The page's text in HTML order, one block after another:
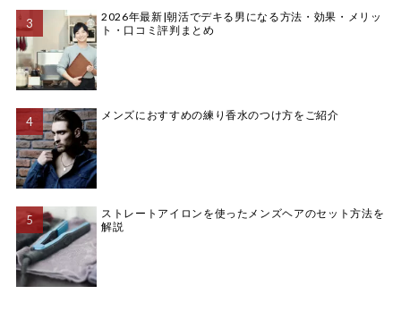
2026年最新|朝活でデキる男になる方法・効果・メリッ
ト・口コミ評判まとめ
メンズにおすすめの練り香水のつけ方をご紹介
ストレートアイロンを使ったメンズヘアのセット方法を
解説